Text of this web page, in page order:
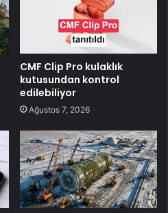
CMF Clip Pro kulaklık
kutusundan kontrol
edilebiliyor
Ağustos 7, 2026